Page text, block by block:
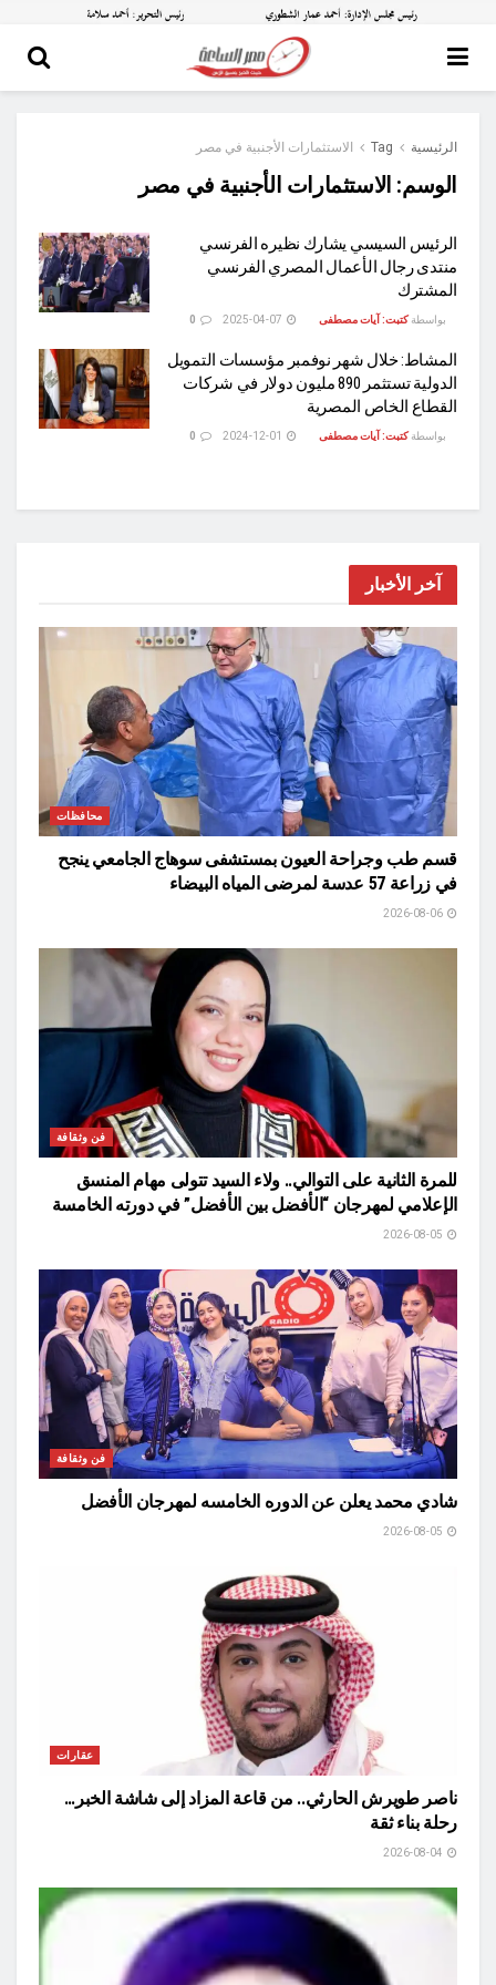
الرئيسية Tag الاستثمارات الأجنبية في مصر
الوسم: الاستثمارات الأجنبية في مصر
الرئيس السيسي يشارك نظيره الفرنسي
منتدى رجال الأعمال المصري الفرنسي
المشترك
بواسطة كتبت: آيات مصطفى
المشاط: خلال شهر نوفمبر مؤسسات التمويل
الدولية تستثمر 890 مليون دولار في شركات
القطاع الخاص المصرية
بواسطة كتبت: آيات مصطفى
آخر الأخبار
محافظات
قسم طب وجراحة العيون بمستشفى سوهاج الجامعي ينجح
في زراعة 57 عدسة لمرضى المياه البيضاء
فن وثقافة
للمرة الثانية على التوالي.. ولاء السيد تتولى مهام المنسق
الإعلامي لمهرجان “الأفضل بين الأفضل” في دورته الخامسة
فن وثقافة
شادي محمد يعلن عن الدوره الخامسه لمهرجان الأفضل
عقارات
ناصر طويرش الحارثي.. من قاعة المزاد إلى شاشة الخبر…
رحلة بناء ثقة